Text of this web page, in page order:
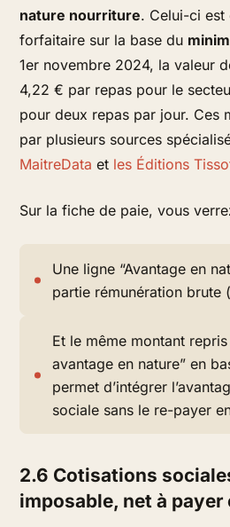
nature nourriture. Celui-ci est
forfaitaire sur la base du
1er novembre 2024, la valeur
4,22 € par repas pour le
pour deux repas par jour. Ces
par plusieurs sources
MaitreData et les Éditions
Sur la fiche de paie, vous
Une ligne “Avantage en
partie rémunération brute
Et le même montant
avantage en nature” en
permet d’intégrer
sociale sans le re-payer
2.6 Cotisations
imposable, net à payer